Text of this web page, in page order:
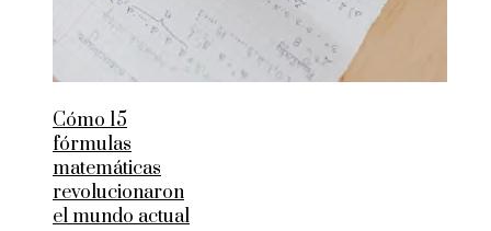
Cómo 15
fórmulas
matemáticas
revolucionaron
el mundo actual